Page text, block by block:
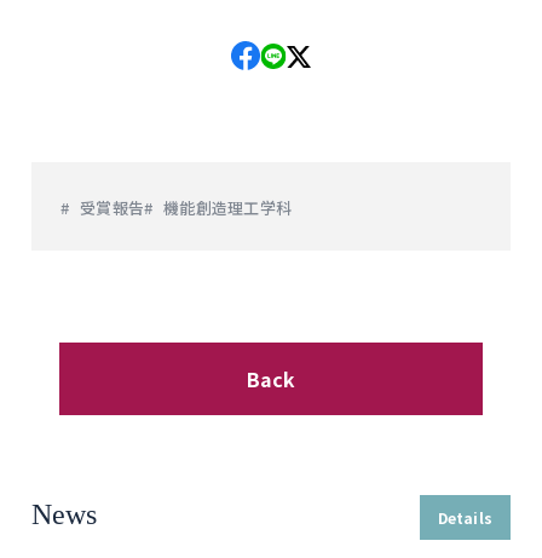
受賞報告 機能創造理工学科
Back
News Details